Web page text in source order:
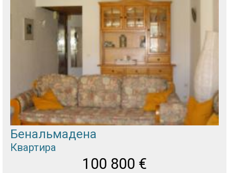
Бенальмадена
Квартира
100 800 €